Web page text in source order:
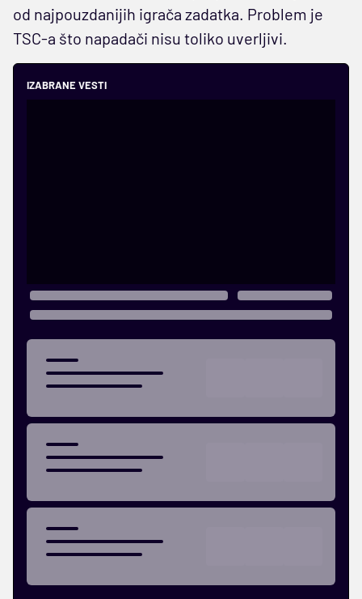
od najpouzdanijih igrača zadatka. Problem je
TSC-a što napadači nisu toliko uverljivi.
IZABRANE VESTI